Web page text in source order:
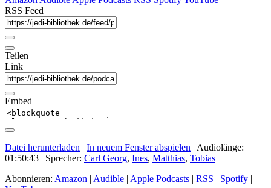
RSS Feed
Teilen
Link
Embed
Datei herunterladen In neuem Fenster abspielen Audiolänge:
01:50:43 | Sprecher: Carl Georg, Ines, Matthias, Tobias
Abonnieren: Amazon Audible Apple Podcasts RSS Spotify